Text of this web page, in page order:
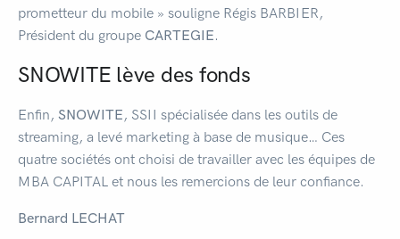
prometteur du mobile » souligne Régis BARBIER,
Président du groupe CARTEGIE.
SNOWITE lève des fonds
Enfin, SNOWITE, SSII spécialisée dans les outils de
streaming, a levé marketing à base de musique… Ces
quatre sociétés ont choisi de travailler avec les équipes de
MBA CAPITAL et nous les remercions de leur confiance.
Bernard LECHAT